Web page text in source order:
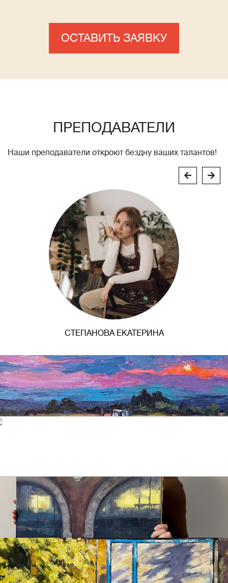
ОСТАВИТЬ ЗАЯВКУ
ПРЕПОДАВАТЕЛИ
Наши преподаватели откроют бездну ваших талантов!
СТЕПАНОВА ЕКАТЕРИНА